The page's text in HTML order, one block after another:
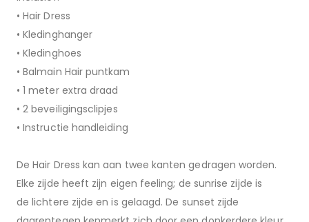
• Hair Dress
• Kledinghanger
• Kledinghoes
• Balmain Hair puntkam
• 1 meter extra draad
• 2 beveiligingsclipjes
• Instructie handleiding
De Hair Dress kan aan twee kanten gedragen worden.
Elke zijde heeft zijn eigen feeling; de sunrise zijde is
de lichtere zijde en is gelaagd. De sunset zijde